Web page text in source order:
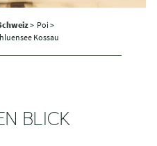
> Poi >
Kossau
BLICK